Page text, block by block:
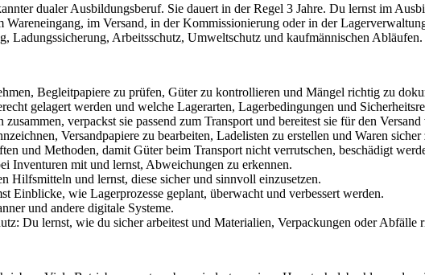
dualer Ausbildungsberuf. Sie dauert in der Regel 3 Jahre. Du lernst im
im Versand, in der Kommissionierung oder in der
Ladungssicherung, Arbeitsschutz, Umweltschutz und kaufmännischen Abläufen.
Begleitpapiere zu prüfen, Güter zu kontrollieren und Mängel richtig zu
gelagert werden und welche Lagerarten, Lagerbedingungen und
verpackst sie passend zum Transport und bereitest sie für den Versand
Versandpapiere zu bearbeiten, Ladelisten zu erstellen und Waren sicher
und Methoden, damit Güter beim Transport nicht verrutschen, beschädigt
Inventuren mit und lernst, Abweichungen zu erkennen.
Hilfsmitteln und lernst, diese sicher und sinnvoll einzusetzen.
Einblicke, wie Lagerprozesse geplant, überwacht und verbessert werden.
und andere digitale Systeme.
Du lernst, wie du sicher arbeitest und Materialien, Verpackungen oder Abfälle